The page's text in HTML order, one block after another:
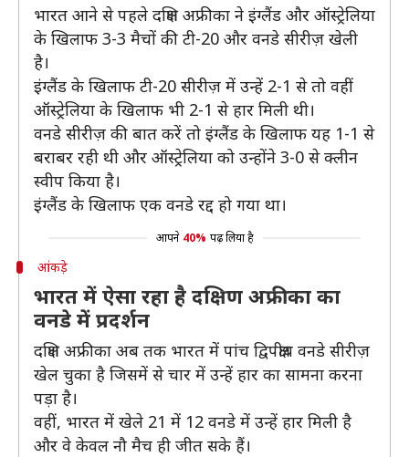
भारत आने से पहले दक्षिण अफ्रीका ने इंग्लैंड और ऑस्ट्रेलिया
के खिलाफ 3-3 मैचों की टी-20 और वनडे सीरीज़ खेली
है।
इंग्लैंड के खिलाफ टी-20 सीरीज़ में उन्हें 2-1 से तो वहीं
ऑस्ट्रेलिया के खिलाफ भी 2-1 से हार मिली थी।
वनडे सीरीज़ की बात करें तो इंग्लैंड के खिलाफ यह 1-1 से
बराबर रही थी और ऑस्ट्रेलिया को उन्होंने 3-0 से क्लीन
स्वीप किया है।
इंग्लैंड के खिलाफ एक वनडे रद्द हो गया था।
आपने 40% पढ़ लिया है
आंकड़े
भारत में ऐसा रहा है दक्षिण अफ्रीका का
वनडे में प्रदर्शन
दक्षिण अफ्रीका अब तक भारत में पांच द्विपक्षीय वनडे सीरीज़
खेल चुका है जिसमें से चार में उन्हें हार का सामना करना
पड़ा है।
वहीं, भारत में खेले 21 में 12 वनडे में उन्हें हार मिली है
और वे केवल नौ मैच ही जीत सके हैं।